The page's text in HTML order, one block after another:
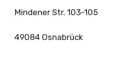
Mindener Str. 103-105
49084 Osnabrück